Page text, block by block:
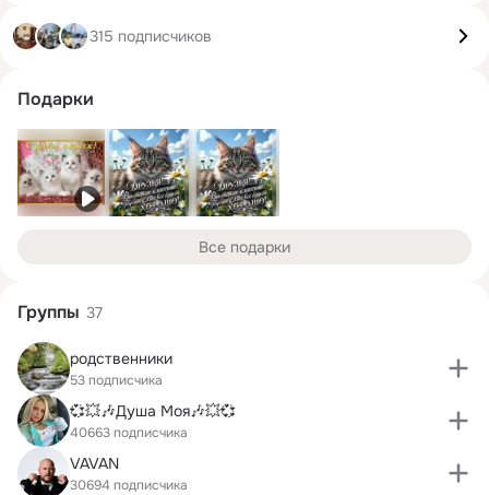
315 подписчиков
Подарки
Все подарки
Группы 37
родственники
53 подписчика
💞💥🎶Душа Моя🎶💥💞
40663 подписчика
VAVAN
30694 подписчика